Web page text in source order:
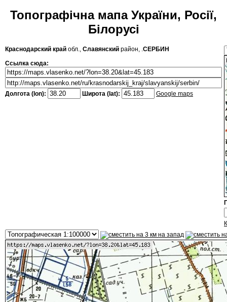
Топографічна мапа України, Росії,
Білорусі
Краснодарский край обл., Славянский район, .СЕРБИН
Ссылка сюда:
Долгота (lon): Широта (lat): Google maps